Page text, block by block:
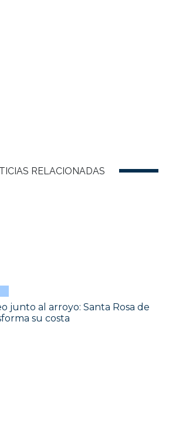
RELACIONADAS
junto al arroyo: Santa Rosa de
su costa